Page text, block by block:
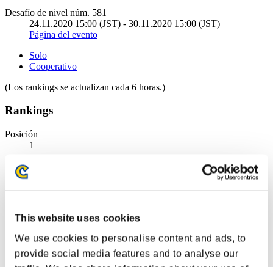
This website uses cookies
We use cookies to personalise content and ads, to
provide social media features and to analyse our
Desafío de nivel núm. 581
24.11.2020 15:00 (JST) - 30.11.2020 15:00 (JST)
Página del evento
Solo
Cooperativo
(Los rankings se actualizan cada 6 horas.)
Rankings
Posición
1